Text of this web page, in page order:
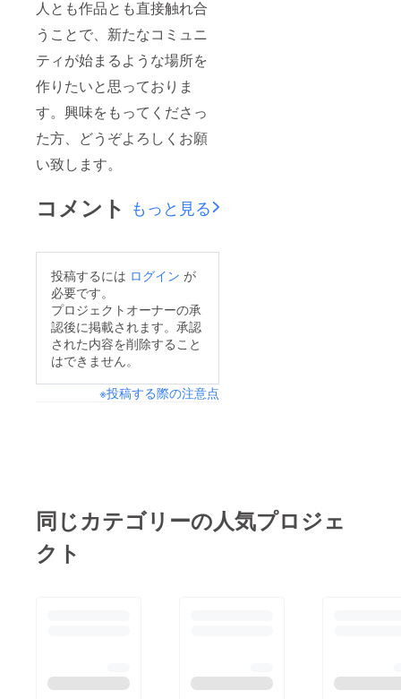
人とも作品とも直接触れ合
うことで、新たなコミュニ
ティが始まるような場所を
作りたいと思っておりま
す。興味をもってくださっ
た方、どうぞよろしくお願
い致します。
コメント もっと見る
投稿するには ログイン が
必要です。
プロジェクトオーナーの承
認後に掲載されます。承認
された内容を削除すること
はできません。
※投稿する際の注意点
同じカテゴリーの人気プロジェ
クト